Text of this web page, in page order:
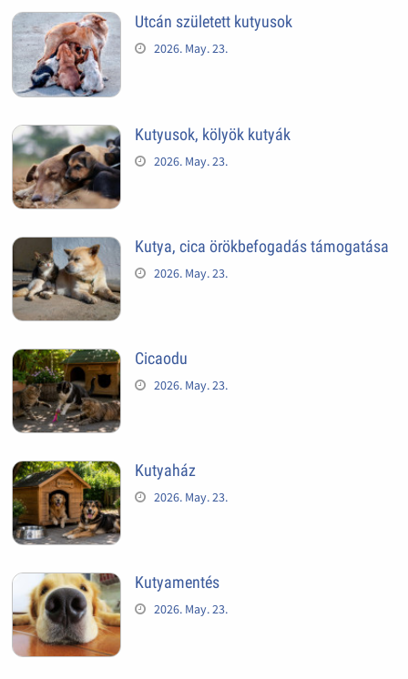
Utcán született kutyusok
2026. May. 23.
Kutyusok, kölyök kutyák
2026. May. 23.
Kutya, cica örökbefogadás támogatása
2026. May. 23.
Cicaodu
2026. May. 23.
Kutyaház
2026. May. 23.
Kutyamentés
2026. May. 23.